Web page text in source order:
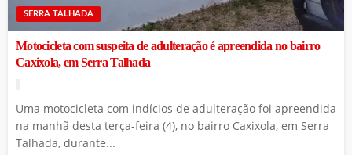
SERRA TALHADA
Motocicleta com suspeita de adulteração é apreendida no bairro
Caxixola, em Serra Talhada
Uma motocicleta com indícios de adulteração foi apreendida
na manhã desta terça-feira (4), no bairro Caxixola, em Serra
Talhada, durante...